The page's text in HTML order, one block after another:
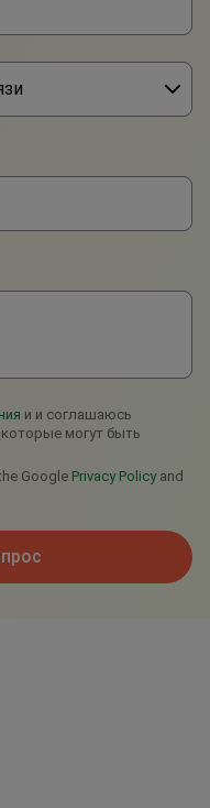
и и соглашаюсь
могут быть
Google Privacy Policyand